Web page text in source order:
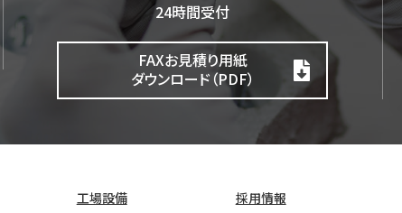
24時間受付
FAXお見積り用紙
ダウンロード（PDF）
工場設備
採用情報